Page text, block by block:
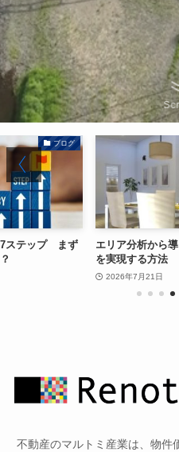
ブログ
7ステップ まず
エリア分析から
を実現する方法
2026年7月21日
不動産のマルトミ産業は、物件